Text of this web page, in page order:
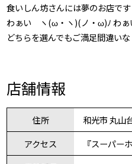
食いしん坊さんには夢のお店です
わぁい ヽ(ω・ヽ)(ノ・ω)ﾉ わ
どちらを選んでもご満足間違い
店舗情報
住所
和光市 丸山
アクセス
『スーパ